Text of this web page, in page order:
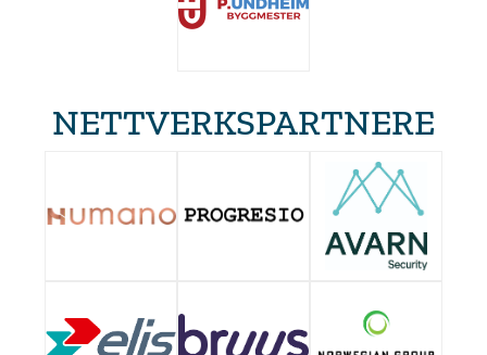
NETTVERKSPARTNERE